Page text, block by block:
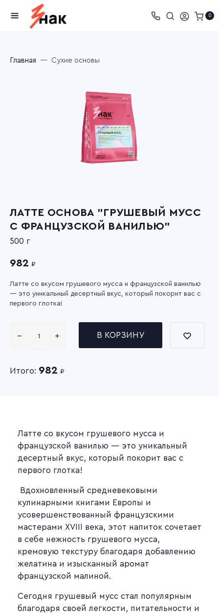
0
Главная Сухие основы
ЛАТТЕ ОСНОВА "ГРУШЕВЫЙ МУСС
С ФРАНЦУЗСКОЙ ВАНИЛЬЮ"
500 г
982 ₽
Латте со вкусом грушевого мусса и французской ванилью
— это уникальный десертный вкус, который покорит вас с
первого глотка!
В КОРЗИНУ
Итого: 982 ₽
Латте со вкусом грушевого мусса и
французской ванилью — это уникальный
десертный вкус, который покорит вас с
первого глотка!
Вдохновленный средневековыми
кулинарными книгами Европы и
усовершенствованный французскими
мастерами XVIII века, этот напиток сочетает
в себе нежность грушевого мусса,
кремовую текстуру благодаря добавлению
желатина и изысканный аромат
французской малиной.
Сегодня грушевый мусс стал популярным
благодаря своей легкости, питательности и